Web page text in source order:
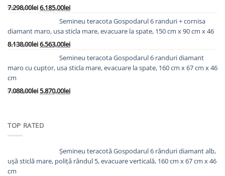
10.763,00lei.
7.298,00leiPrețul
fost:
7.298,00lei.
6.185,00leiPrețul
curent
este:
6.185,00lei.
Semineu teracota Gospodarul 6 randuri + cornisa
diamant maro, usa sticla mare, evacuare la spate, 150 cm x 90 cm x 46
8.138,00leiPrețul
fost:
6.563,00leiPrețul
curent
este:
6.563,00lei.
Semineu teracota Gospodarul 6 randuri diamant
maro cu cuptor, usa sticla mare, evacuare la spate, 160 cm x 67 cm x 46
cm
7.088,00leiPrețul
7.088,00lei.
5.870,00leiPrețul
TOP RATED
Șemineu teracotă Gospodarul 6 rânduri diamant alb,
ușă sticlă mare, poliță rândul 5, evacuare verticală, 160 cm x 67 cm x 46
cm